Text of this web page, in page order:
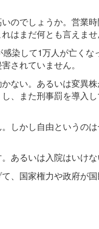
のでしょうか。営業
はまだ何とも言えませ
染して1万人が亡く
されていません。
ない。あるいは変異
、また刑事罰を導入
しかし自由というの
あるいは入院はいけ
、国家権力や政府が